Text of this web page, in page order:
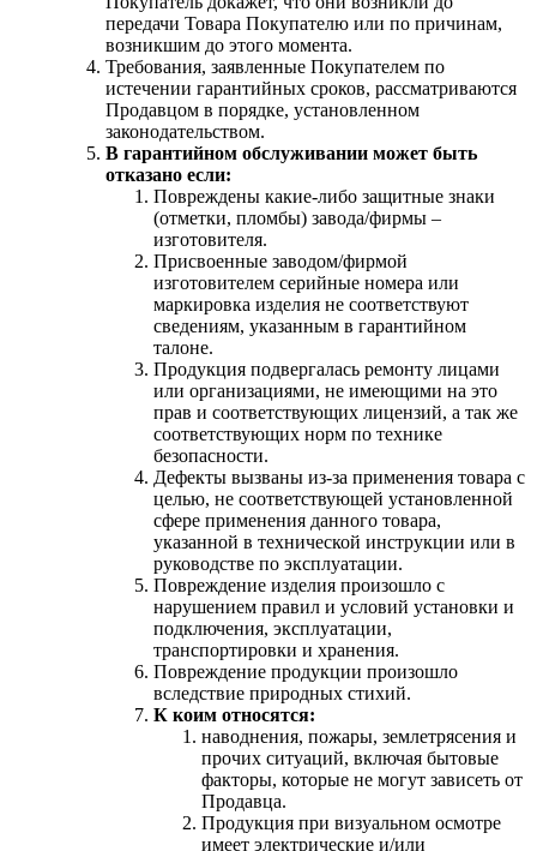
передачи Товара Покупателю или по причинам,
возникшим до этого момента.
Требования, заявленные Покупателем по
истечении гарантийных сроков, рассматриваются
Продавцом в порядке, установленном
законодательством.
В гарантийном обслуживании может быть
отказано если:
Повреждены какие-либо защитные знаки
(отметки, пломбы) завода/фирмы –
изготовителя.
Присвоенные заводом/фирмой
изготовителем серийные номера или
маркировка изделия не соответствуют
сведениям, указанным в гарантийном
талоне.
Продукция подвергалась ремонту лицами
или организациями, не имеющими на это
прав и соответствующих лицензий, а так же
соответствующих норм по технике
безопасности.
Дефекты вызваны из-за применения товара с
целью, не соответствующей установленной
сфере применения данного товара,
указанной в технической инструкции или в
руководстве по эксплуатации.
Повреждение изделия произошло с
нарушением правил и условий установки и
подключения, эксплуатации,
транспортировки и хранения.
Повреждение продукции произошло
вследствие природных стихий.
К коим относятся:
наводнения, пожары, землетрясения и
прочих ситуаций, включая бытовые
факторы, которые не могут зависеть от
Продавца.
Продукция при визуальном осмотре
имеет электрические и/или